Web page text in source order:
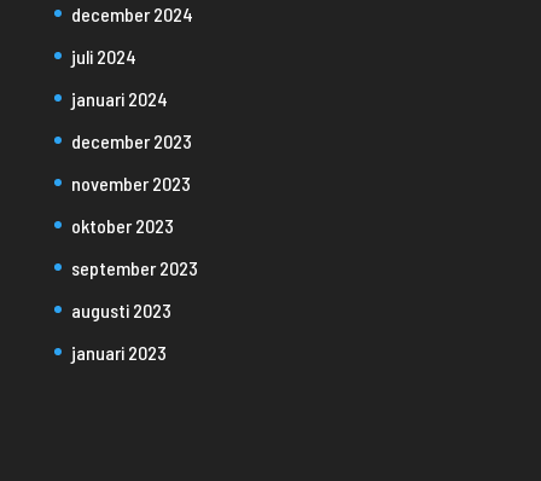
december 2024
juli 2024
januari 2024
december 2023
november 2023
oktober 2023
september 2023
augusti 2023
januari 2023